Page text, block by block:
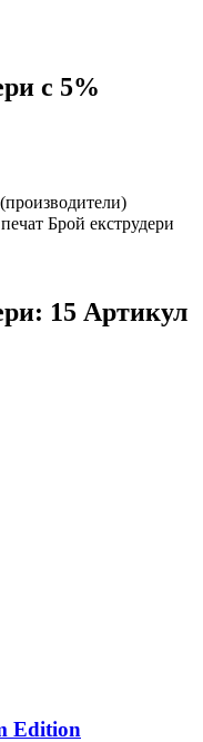
с 5%
Брой екструдери
15 Артикул
Edition